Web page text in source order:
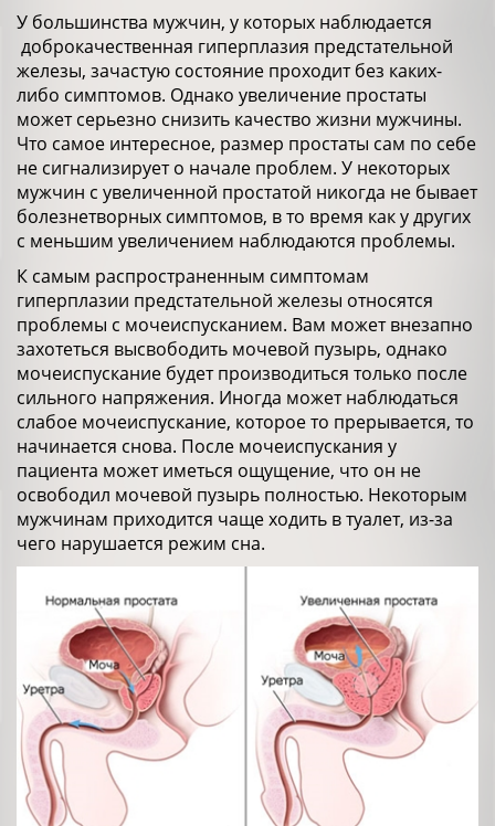
У большинства мужчин, у которых наблюдается
доброкачественная гиперплазия предстательной
железы, зачастую состояние проходит без каких-
либо симптомов. Однако увеличение простаты
может серьезно снизить качество жизни мужчины.
Что самое интересное, размер простаты сам по себе
не сигнализирует о начале проблем. У некоторых
мужчин с увеличенной простатой никогда не бывает
болезнетворных симптомов, в то время как у других
с меньшим увеличением наблюдаются проблемы.
К самым распространенным симптомам
гиперплазии предстательной железы относятся
проблемы с мочеиспусканием. Вам может внезапно
захотеться высвободить мочевой пузырь, однако
мочеиспускание будет производиться только после
сильного напряжения. Иногда может наблюдаться
слабое мочеиспускание, которое то прерывается, то
начинается снова. После мочеиспускания у
пациента может иметься ощущение, что он не
освободил мочевой пузырь полностью. Некоторым
мужчинам приходится чаще ходить в туалет, из-за
чего нарушается режим сна.